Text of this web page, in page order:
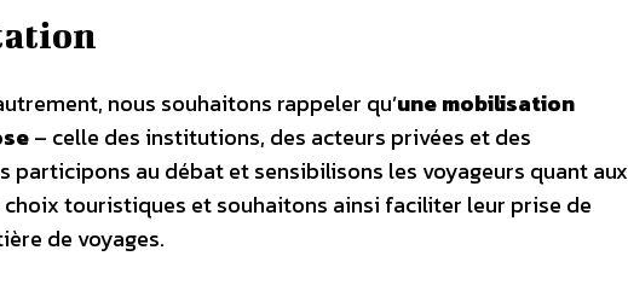
nous souhaitons rappeler qu’une mobilisation
– celle des institutions, des acteurs privées et des
participons au débat et sensibilisons les voyageurs quant aux
touristiques et souhaitons ainsi faciliter leur prise de
de voyages.